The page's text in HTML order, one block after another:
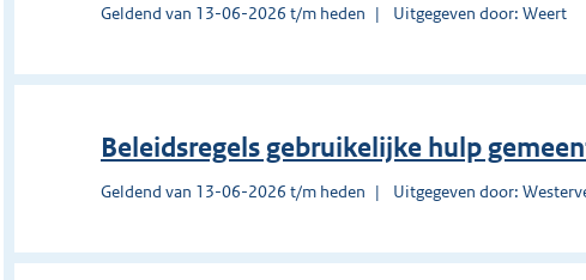
Geldend van 13-06-2026 t/m heden Uitgegeven door: Weert
Beleidsregels gebruikelijke hulp
Geldend van 13-06-2026 t/m heden Uitgegeven door: